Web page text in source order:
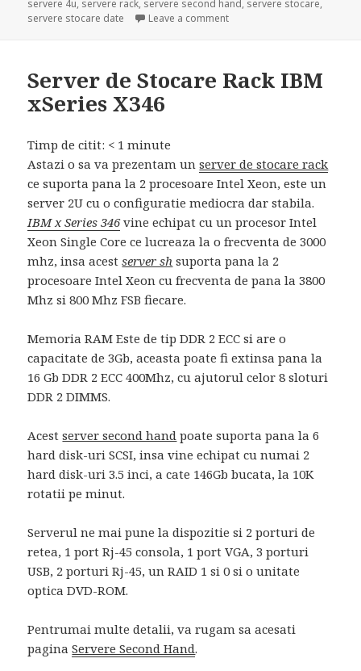
servere 4u, servere rack, servere second hand, servere stocare,
servere stocare date
Leave a commenton Servere de stocare – HP
Server de Stocare Rack IBM
xSeries X346
Timp de citit: < 1 minute
Astazi o sa va prezentam unserver de stocare rack
ce suporta pana la 2 procesoare Intel Xeon, este un
server 2U cu o configuratie mediocra dar stabila.
IBM x Series 346vine echipat cu un procesor Intel
Xeon Single Core ce lucreaza la o frecventa de 3000
mhz, insa acestserver sh suporta pana la 2
procesoare Intel Xeon cu frecventa de pana la 3800
Mhz si 800 Mhz FSB fiecare.
Memoria RAM Este de tip DDR 2 ECC si are o
capacitate de 3Gb, aceasta poate fi extinsa pana la
16 Gb DDR 2 ECC 400Mhz, cu ajutorul celor 8 sloturi
DDR 2 DIMMS.
Acestserver second hand poate suporta pana la 6
hard disk-uri SCSI, insa vine echipat cu numai 2
hard disk-uri 3.5 inci, a cate 146Gb bucata, la 10K
rotatii pe minut.
Serverul ne mai pune la dispozitie si 2 porturi de
retea, 1 port Rj-45 consola, 1 port VGA, 3 porturi
USB, 2 porturi Rj-45, un RAID 1 si 0 si o unitate
optica DVD-ROM.
Pentrumai multe detalii, va rugam sa acesati
paginaServere Second Hand.